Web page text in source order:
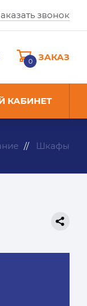
звонок
0 ЗАКАЗ
КАБИНЕТ
Шкафы